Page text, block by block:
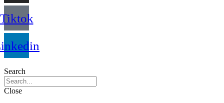
Tiktok
Search
Close